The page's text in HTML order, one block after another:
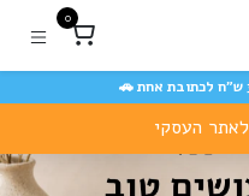
0
לאתר העסקי